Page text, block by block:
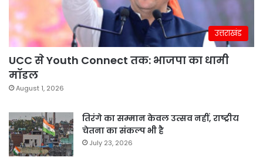
उत्तराखंड
UCC से Youth Connect तक: भाजपा का धामी
मॉडल
August 1, 2026
तिरंगे का सम्मान केवल उत्सव नहीं, राष्ट्रीय
चेतना का संकल्प भी है
July 23, 2026